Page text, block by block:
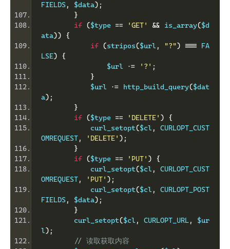
FIELDS, $data);
}
if ($type == 'GET' && is_array($d
ata))
{
if (stripos($url , "?") === FA
LSE)
{
                $url
.= '?' ;
}
            $url
.= http_build_query($dat
a);
}
if ($type == 'DELETE' )
{
            curl_setopt
($cl ,
CURLOPT_CUST
OMREQUEST, 'DELETE' );
}
if ($type == 'PUT' )
{
            curl_setopt
($cl ,
CURLOPT_CUST
OMREQUEST, 'PUT' );
            curl_setopt
($cl ,
CURLOPT_POST
FIELDS, $data);
}
        curl_setopt
($cl , CURLOPT_URL,
$ur
l);
// 读取获取内容